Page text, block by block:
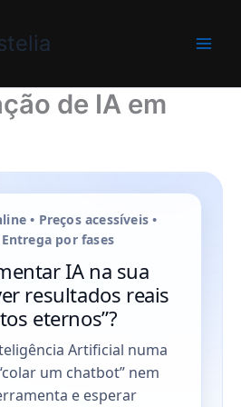
de IA em
• Preços acessíveis •
por fases
IA na sua
resultados reais
eternos”?
Artificial numa
um chatbot” nem
e esperar